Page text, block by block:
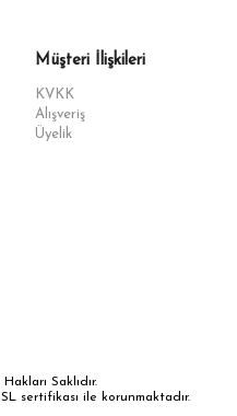
Müşteri İlişkileri
KVKK
Alışveriş
Üyelik
Saklıdır.
sertifikası ile korunmaktadır.